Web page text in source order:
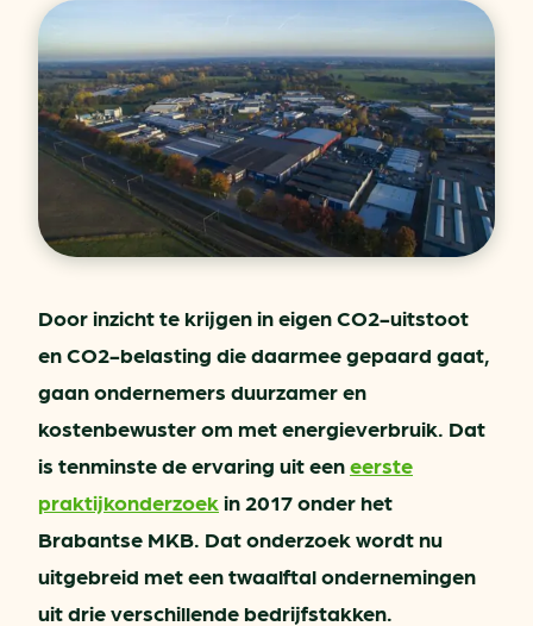
Door inzicht te krijgen in eigen CO2-uitstoot
en CO2-belasting die daarmee gepaard gaat,
gaan ondernemers duurzamer en
kostenbewuster om met energieverbruik. Dat
is tenminste de ervaring uit eeneerste
praktijkonderzoek in 2017 onder het
Brabantse MKB. Dat onderzoek wordt nu
uitgebreid met een twaalftal ondernemingen
uit drie verschillende bedrijfstakken.